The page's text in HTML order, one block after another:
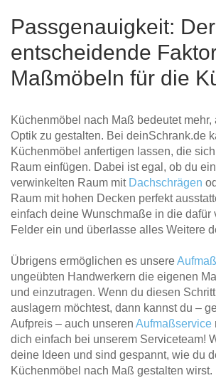
Passgenauigkeit: Der
entscheidende
Maßmöbeln für die
Küchenmöbel nach Maß bedeutet mehr,
Optik zu gestalten. Bei deinSchrank.de
Küchenmöbel anfertigen lassen, die
Raum einfügen. Dabei ist egal, ob du
verwinkelten Raum mit Dachschrägen
Raum mit hohen Decken perfekt
einfach deine Wunschmaße in die dafür
Felder ein und überlasse alles Weitere
Übrigens ermöglichen es unsere
ungeübten Handwerkern die eigenen
und einzutragen. Wenn du diesen
auslagern möchtest, dann kannst du –
Aufpreis – auch unseren Aufmaßservice
dich einfach bei unserem Serviceteam!
deine Ideen und sind gespannt, wie du
Küchenmöbel nach Maß gestalten wirst.